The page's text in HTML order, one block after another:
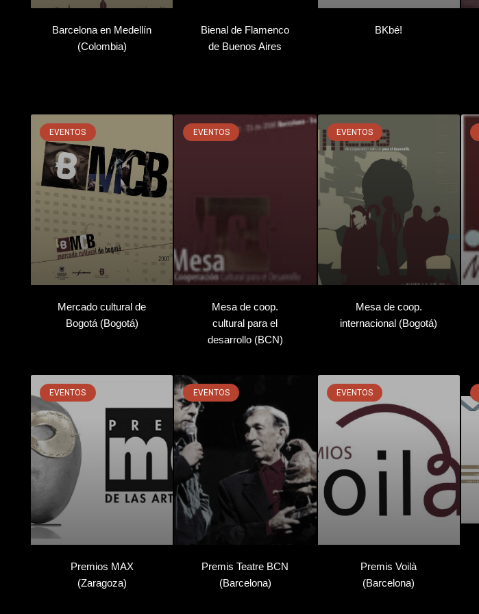
Barcelona en Medellín
(Colombia)
Bienal de Flamenco
de Buenos Aires
BKbé!
EVENTOS
Mercado cultural de
Bogotá (Bogotá)
EVENTOS
Mesa de coop.
cultural para el
desarrollo (BCN)
EVENTOS
Mesa de coop.
internacional (Bogotá)
EVENTOS
Premios MAX
(Zaragoza)
EVENTOS
Premis Teatre BCN
(Barcelona)
EVENTOS
Premis Voilà
(Barcelona)